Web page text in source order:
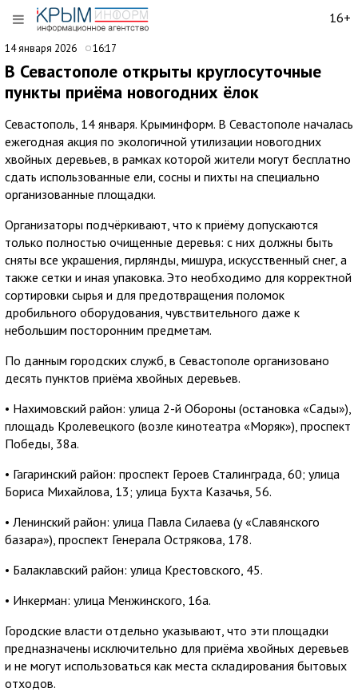
16+
14 января 2026 16:17
В Севастополе открыты круглосуточные
пункты приёма новогодних ёлок
Севастополь, 14 января. Крыминформ. В Севастополе началась
ежегодная акция по экологичной утилизации новогодних
хвойных деревьев, в рамках которой жители могут бесплатно
сдать использованные ели, сосны и пихты на специально
организованные площадки.
Организаторы подчёркивают, что к приёму допускаются
только полностью очищенные деревья: с них должны быть
сняты все украшения, гирлянды, мишура, искусственный снег, а
также сетки и иная упаковка. Это необходимо для корректной
сортировки сырья и для предотвращения поломок
дробильного оборудования, чувствительного даже к
небольшим посторонним предметам.
По данным городских служб, в Севастополе организовано
десять пунктов приёма хвойных деревьев.
• Нахимовский район: улица 2-й Обороны (остановка «Сады»),
площадь Кролевецкого (возле кинотеатра «Моряк»), проспект
Победы, 38а.
• Гагаринский район: проспект Героев Сталинграда, 60; улица
Бориса Михайлова, 13; улица Бухта Казачья, 56.
• Ленинский район: улица Павла Силаева (у «Славянского
базара»), проспект Генерала Острякова, 178.
• Балаклавский район: улица Крестовского, 45.
• Инкерман: улица Менжинского, 16а.
Городские власти отдельно указывают, что эти площадки
предназначены исключительно для приёма хвойных деревьев
и не могут использоваться как места складирования бытовых
отходов.